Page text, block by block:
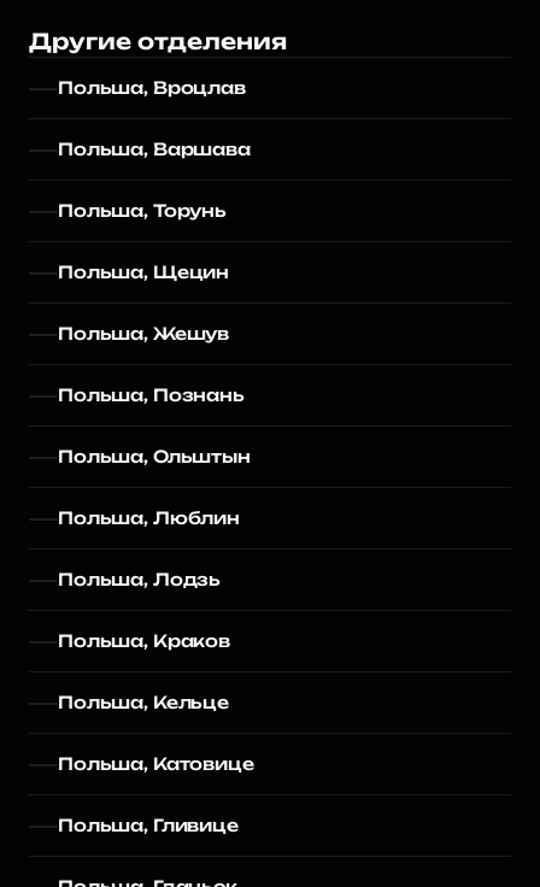
Другие отделения
Польша, Вроцлав
Польша, Варшава
Польша, Торунь
Польша, Щецин
Польша, Жешув
Польша, Познань
Польша, Ольштын
Польша, Люблин
Польша, Лодзь
Польша, Краков
Польша, Кельце
Польша, Катовице
Польша, Гливице